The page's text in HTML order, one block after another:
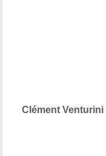
Clément Venturini